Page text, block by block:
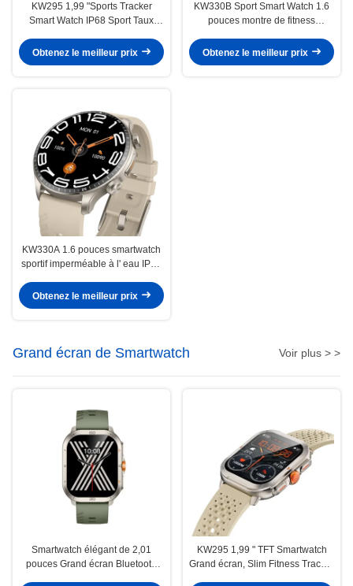
KW295 1,99 "Sports Tracker
Smart Watch IP68 Sport Taux
l'eau
Obtenez le meilleur prix
KW330B Sport Smart Watch 1.6
pouces montre de fitness
l'exercice
Obtenez le meilleur prix
KW330A 1.6 pouces smartwatch
sportif imperméable à l' eau IP68
Obtenez le meilleur prix
Grand écran de Smartwatch Voir plus > >
Smartwatch élégant de 2,01
pouces Grand écran Bluetooth
KW295 1,99 " TFT Smartwatch
Grand écran, Slim Fitness Tracker